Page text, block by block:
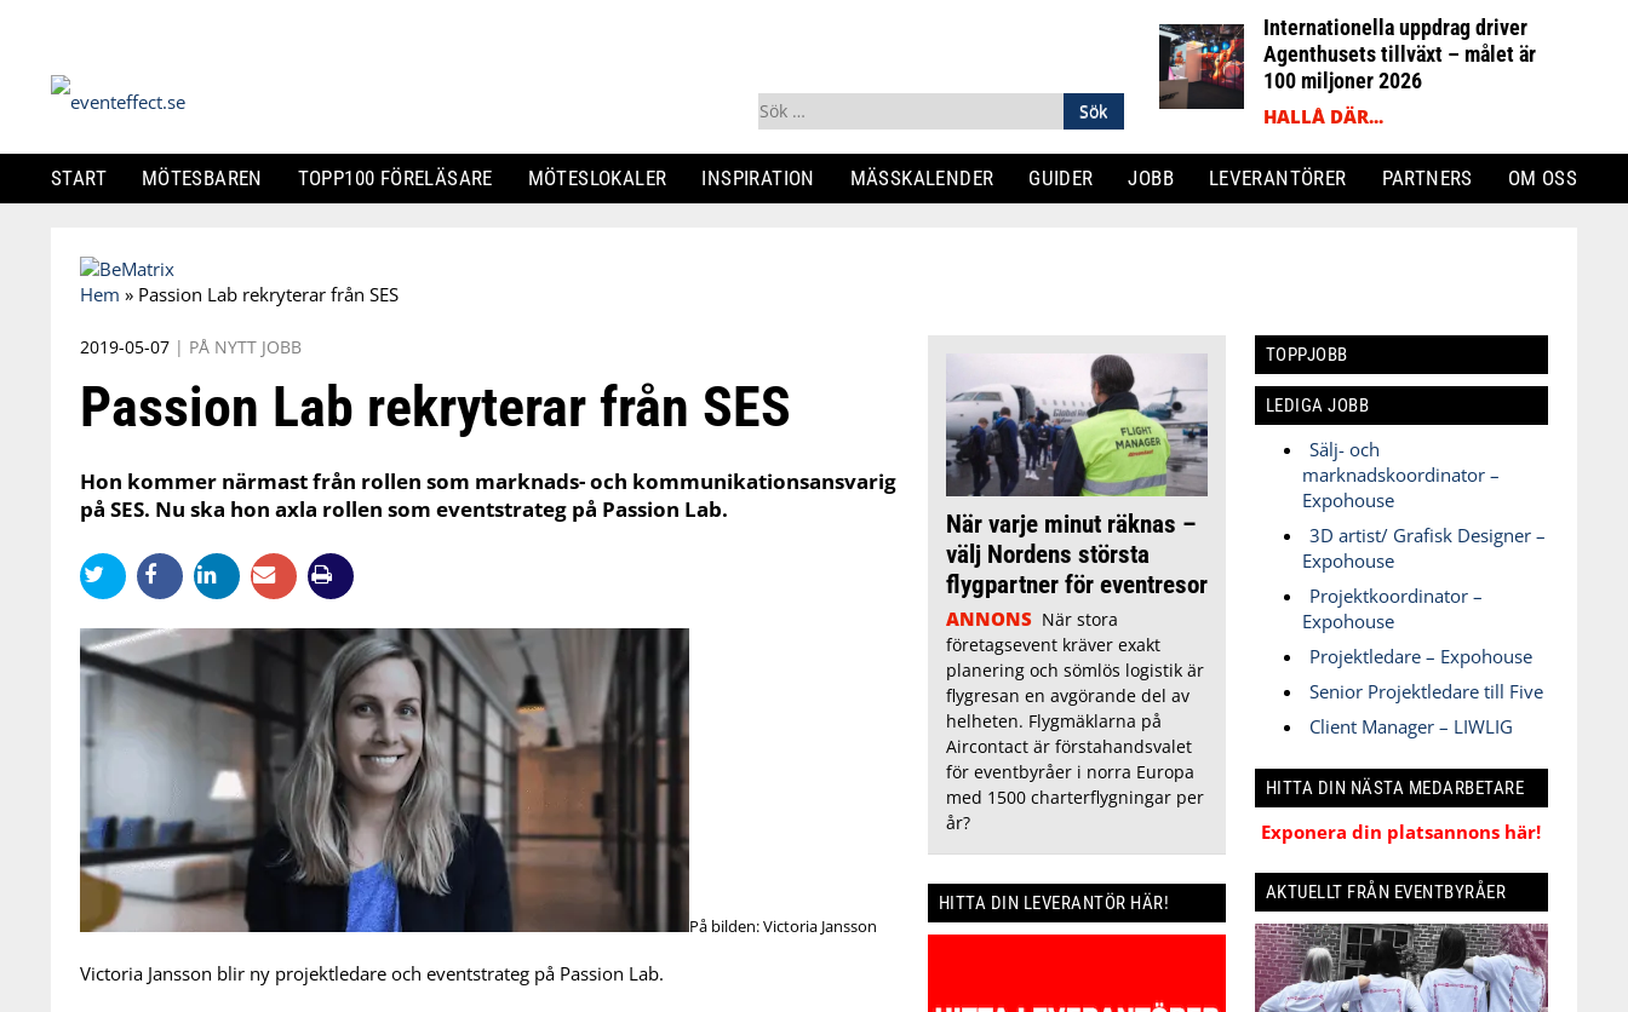
Sök
efter:
Internationella uppdrag driver
Agenthusets tillväxt – målet är
100 miljoner 2026
HALLÅ DÄR...
START MÖTESBAREN TOPP100 FÖRELÄSARE MÖTESLOKALER INSPIRATION MÄSSKALENDER GUIDER JOBB LEVERANTÖRER PARTNERS OM OSS
Skip
to
Hem » Passion Lab rekryterar från SES
2019-05-07 | PÅ NYTT JOBB
Passion Lab rekryterar från SES
Hon kommer närmast från rollen som marknads- och kommunikationsansvarig
på SES. Nu ska hon axla rollen som eventstrateg på Passion Lab.
På bilden: Victoria Jansson
Victoria Jansson blir ny projektledare och eventstrateg på Passion Lab.
När varje minut räknas –
välj Nordens största
flygpartner för eventresor
ANNONS När stora
företagsevent kräver exakt
planering och sömlös logistik är
flygresan en avgörande del av
helheten. Flygmäklarna på
Aircontact är förstahandsvalet
för eventbyråer i norra Europa
med 1500 charterflygningar per
år?
HITTA DIN LEVERANTÖR HÄR!
TOPPJOBB
LEDIGA JOBB
Sälj- och
marknadskoordinator –
Expohouse
3D artist/ Grafisk Designer –
Expohouse
Projektkoordinator –
Expohouse
Projektledare – Expohouse
Senior Projektledare till Five
Client Manager – LIWLIG
HITTA DIN NÄSTA MEDARBETARE
Exponera din platsannons här!
AKTUELLT FRÅN EVENTBYRÅER